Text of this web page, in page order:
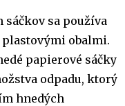
sa používa
obalmi.
papierové sáčky
odpadu, ktorý
hnedých